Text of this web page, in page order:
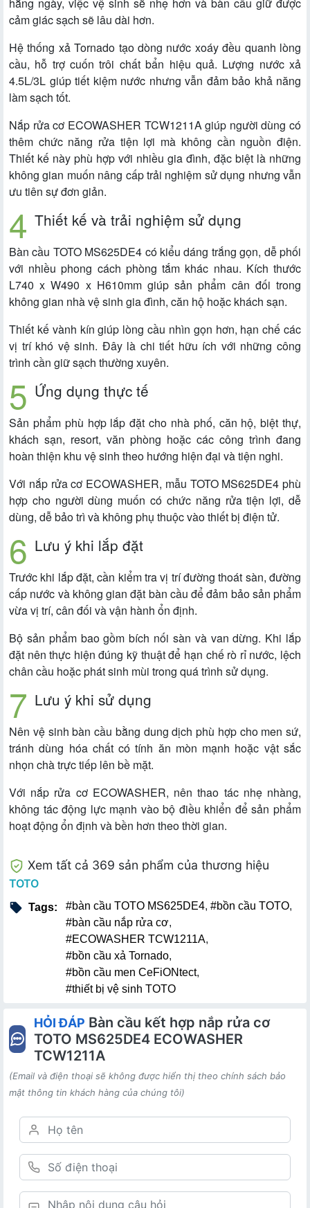
cảm giác sạch sẽ lâu dài hơn.
Hệ thống xả Tornado tạo dòng nước xoáy đều quanh lòng
cầu, hỗ trợ cuốn trôi chất bẩn hiệu quả. Lượng nước xả
4.5L/3L giúp tiết kiệm nước nhưng vẫn đảm bảo khả năng
làm sạch tốt.
Nắp rửa cơ ECOWASHER TCW1211A giúp người dùng có
thêm chức năng rửa tiện lợi mà không cần nguồn điện.
Thiết kế này phù hợp với nhiều gia đình, đặc biệt là những
không gian muốn nâng cấp trải nghiệm sử dụng nhưng vẫn
ưu tiên sự đơn giản.
Thiết kế và trải nghiệm sử dụng
Bàn cầu TOTO MS625DE4 có kiểu dáng trắng gọn, dễ phối
với nhiều phong cách phòng tắm khác nhau. Kích thước
L740 x W490 x H610mm giúp sản phẩm cân đối trong
không gian nhà vệ sinh gia đình, căn hộ hoặc khách sạn.
Thiết kế vành kín giúp lòng cầu nhìn gọn hơn, hạn chế các
vị trí khó vệ sinh. Đây là chi tiết hữu ích với những công
trình cần giữ sạch thường xuyên.
Ứng dụng thực tế
Sản phẩm phù hợp lắp đặt cho nhà phố, căn hộ, biệt thự,
khách sạn, resort, văn phòng hoặc các công trình đang
hoàn thiện khu vệ sinh theo hướng hiện đại và tiện nghi.
Với nắp rửa cơ ECOWASHER, mẫu TOTO MS625DE4 phù
hợp cho người dùng muốn có chức năng rửa tiện lợi, dễ
dùng, dễ bảo trì và không phụ thuộc vào thiết bị điện tử.
Lưu ý khi lắp đặt
Trước khi lắp đặt, cần kiểm tra vị trí đường thoát sàn, đường
cấp nước và không gian đặt bàn cầu để đảm bảo sản phẩm
vừa vị trí, cân đối và vận hành ổn định.
Bộ sản phẩm bao gồm bích nối sàn và van dừng. Khi lắp
đặt nên thực hiện đúng kỹ thuật để hạn chế rò rỉ nước, lệch
chân cầu hoặc phát sinh mùi trong quá trình sử dụng.
Lưu ý khi sử dụng
Nên vệ sinh bàn cầu bằng dung dịch phù hợp cho men sứ,
tránh dùng hóa chất có tính ăn mòn mạnh hoặc vật sắc
nhọn chà trực tiếp lên bề mặt.
Với nắp rửa cơ ECOWASHER, nên thao tác nhẹ nhàng,
không tác động lực mạnh vào bộ điều khiển để sản phẩm
hoạt động ổn định và bền hơn theo thời gian.
Xem tất cả 369 sản phẩm của thương hiệu
TOTO
Tags: #bàn cầu TOTO MS625DE4, #bồn cầu TOTO,
#bàn cầu nắp rửa cơ,
#ECOWASHER TCW1211A,
#bồn cầu xả Tornado,
#bồn cầu men CeFiONtect,
#thiết bị vệ sinh TOTO
HỎI ĐÁP Bàn cầu kết hợp nắp rửa cơ
TOTO MS625DE4 ECOWASHER
TCW1211A
(Email và điện thoại sẽ không được hiển thị theo chính sách bảo
mật thông tin khách hàng của chúng tôi)